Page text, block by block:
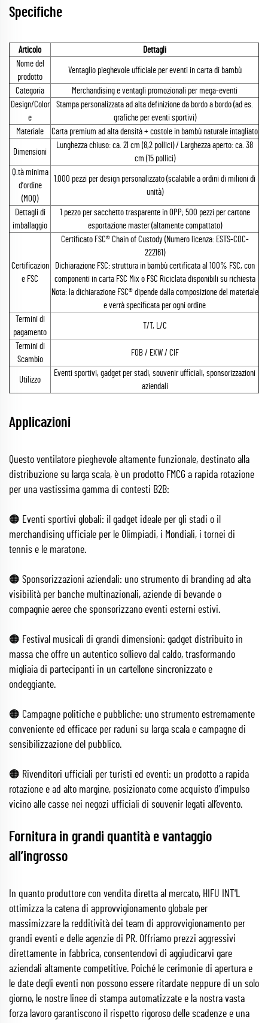
Specifiche
Articolo
Dettagli
Nome del
prodotto
Ventaglio pieghevole ufficiale per eventi in carta di bambù
Categoria
Merchandising e ventagli promozionali per mega-eventi
Design/Color
e
Stampa personalizzata ad alta definizione da bordo a bordo (ad es.
grafiche per eventi sportivi)
Materiale
Carta premium ad alta densità + costole in bambù naturale intagliato
Dimensioni
Lunghezza chiuso: ca. 21 cm (8,2 pollici) / Larghezza aperto: ca. 38
cm (15 pollici)
Q.tà minima
d'ordine
(MOQ)
1.000 pezzi per design personalizzato (scalabile a ordini di milioni di
unità)
Dettagli di
imballaggio
1 pezzo per sacchetto trasparente in OPP; 500 pezzi per cartone
esportazione master (altamente compattato)
Certificazion
e FSC
Certificato FSC® Chain of Custody (Numero licenza: ESTS-COC-
222161)
Dichiarazione FSC: struttura in bambù certificata al 100% FSC, con
componenti in carta FSC Mix o FSC Riciclata disponibili su richiesta
Nota: la dichiarazione FSC® dipende dalla composizione del materiale
e verrà specificata per ogni ordine
Termini di
pagamento
T/T, L/C
Termini di
Scambio
FOB / EXW / CIF
Utilizzo
Eventi sportivi, gadget per stadi, souvenir ufficiali, sponsorizzazioni
aziendali
Applicazioni
Questo ventilatore pieghevole altamente funzionale, destinato alla
distribuzione su larga scala, è un prodotto FMCG a rapida rotazione
per una vastissima gamma di contesti B2B:
🟠 Eventi sportivi globali: il gadget ideale per gli stadi o il
merchandising ufficiale per le Olimpiadi, i Mondiali, i tornei di
tennis e le maratone.
🟠 Sponsorizzazioni aziendali: uno strumento di branding ad alta
visibilità per banche multinazionali, aziende di bevande o
compagnie aeree che sponsorizzano eventi esterni estivi.
🟠 Festival musicali di grandi dimensioni: gadget distribuito in
massa che offre un autentico sollievo dal caldo, trasformando
migliaia di partecipanti in un cartellone sincronizzato e
ondeggiante.
🟠 Campagne politiche e pubbliche: uno strumento estremamente
conveniente ed efficace per raduni su larga scala e campagne di
sensibilizzazione del pubblico.
🟠 Rivenditori ufficiali per turisti ed eventi: un prodotto a rapida
rotazione e ad alto margine, posizionato come acquisto d’impulso
vicino alle casse nei negozi ufficiali di souvenir legati all’evento.
Fornitura in grandi quantità e vantaggio
all’ingrosso
In quanto produttore con vendita diretta al mercato, HIFU INT'L
ottimizza la catena di approvvigionamento globale per
massimizzare la redditività dei team di approvvigionamento per
grandi eventi e delle agenzie di PR. Offriamo prezzi aggressivi
direttamente in fabbrica, consentendovi di aggiudicarvi gare
aziendali altamente competitive. Poiché le cerimonie di apertura e
le date degli eventi non possono essere ritardate neppure di un solo
giorno, le nostre linee di stampa automatizzate e la nostra vasta
forza lavoro garantiscono il rispetto rigoroso delle scadenze e una